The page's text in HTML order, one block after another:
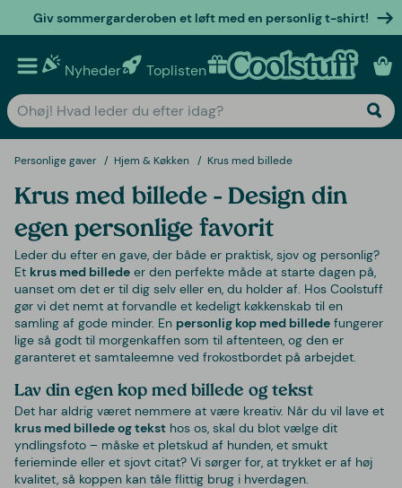
Giv sommergarderoben et løft med en personlig t-shirt!
Nyheder Toplisten Personlige gaver
Personlige gaver Hjem & Køkken Krus med billede
Krus med billede – Design din
egen personlige favorit
Leder du efter en gave, der både er praktisk, sjov og personlig?
Et krus med billede er den perfekte måde at starte dagen på,
uanset om det er til dig selv eller en, du holder af. Hos Coolstuff
gør vi det nemt at forvandle et kedeligt køkkenskab til en
samling af gode minder. En personlig kop med billede fungerer
lige så godt til morgenkaffen som til aftenteen, og den er
garanteret et samtaleemne ved frokostbordet på arbejdet.
Lav din egen kop med billede og tekst
Det har aldrig været nemmere at være kreativ. Når du vil lave et
krus med billede og tekst hos os, skal du blot vælge dit
yndlingsfoto – måske et pletskud af hunden, et smukt
ferieminde eller et sjovt citat? Vi sørger for, at trykket er af høj
kvalitet, så koppen kan tåle flittig brug i hverdagen.